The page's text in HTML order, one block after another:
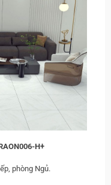
H+
phòng Ngủ.